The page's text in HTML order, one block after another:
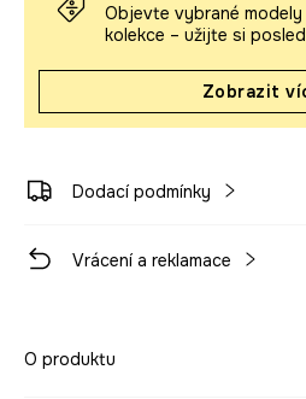
Objevte vybrané
kolekce – užijte si
Zobrazit
Dodací podmínky
Vrácení a reklamace
O produktu